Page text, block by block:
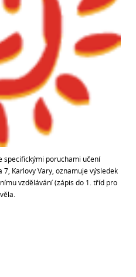
specifickými poruchami učení
Karlovy Vary, oznamuje výsledek
vzdělávání (zápis do 1. tříd pro